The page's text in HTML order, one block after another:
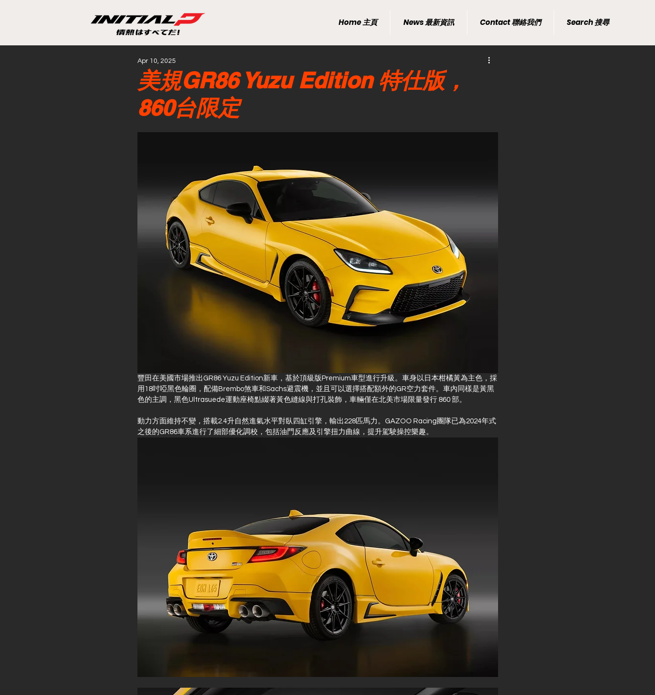
Home 主頁 News 最新資訊 Contact 聯絡我們 Search 搜尋
美規GR86 Yuzu Edition 特仕版，
860台限定
Apr 10, 2025
豐田在美國市場推出GR86 Yuzu Edition新車，基於頂級版Premium車型進行升級。車身以日本柑橘黃為主色，採
用18吋啞黑色輪圈，配備Brembo煞車和Sachs避震機，並且可以選擇搭配額外的GR空力套件。車內同樣是黃黑
色的主調，黑色Ultrasuede運動座椅點綴著黃色縫線與打孔裝飾，車輛僅在北美市場限量發行 860 部。
動力方面維持不變，搭載2.4升自然進氣水平對臥四缸引擎，輸出228匹馬力。GAZOO Racing團隊已為2024年式
之後的GR86車系進行了細部優化調校，包括油門反應及引擎扭力曲線，提升駕駛操控樂趣。